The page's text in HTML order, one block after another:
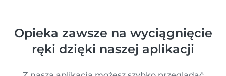
Opieka zawsze na wyciągnięcie
ręki dzięki naszej aplikacji